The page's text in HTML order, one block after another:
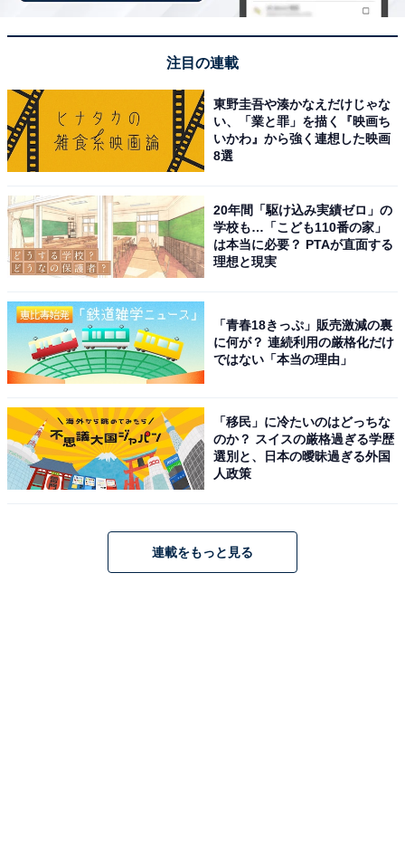
注目の連載
東野圭吾や湊かなえだけじゃな
い、「業と罪」を描く『映画ち
いかわ』から強く連想した映画
8選
20年間「駆け込み実績ゼロ」の
学校も…「こども110番の家」
は本当に必要？ PTAが直面する
理想と現実
「青春18きっぷ」販売激減の裏
に何が？ 連続利用の厳格化だけ
ではない「本当の理由」
「移民」に冷たいのはどっちな
のか？ スイスの厳格過ぎる学歴
選別と、日本の曖昧過ぎる外国
人政策
連載をもっと見る